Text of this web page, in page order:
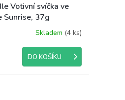
Votivní svíčka ve
Sunrise, 37g
Skladem (4 ks)
DO KOŠÍKU